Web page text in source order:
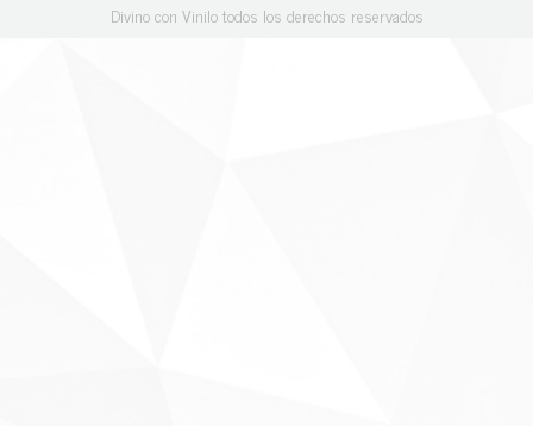
Divino con Vinilo todos los derechos reservados